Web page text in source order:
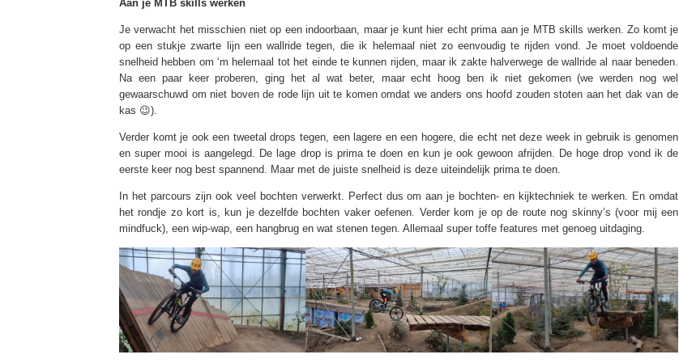
Aan je MTB skills werken
Je verwacht het misschien niet op een indoorbaan, maar je kunt hier echt prima aan je MTB skills werken. Zo komt je
op een stukje zwarte lijn een wallride tegen, die ik helemaal niet zo eenvoudig te rijden vond. Je moet voldoende
snelheid hebben om ‘m helemaal tot het einde te kunnen rijden, maar ik zakte halverwege de wallride al naar beneden.
Na een paar keer proberen, ging het al wat beter, maar echt hoog ben ik niet gekomen (we werden nog wel
gewaarschuwd om niet boven de rode lijn uit te komen omdat we anders ons hoofd zouden stoten aan het dak van de
kas 😉).
Verder komt je ook een tweetal drops tegen, een lagere en een hogere, die echt net deze week in gebruik is genomen
en super mooi is aangelegd. De lage drop is prima te doen en kun je ook gewoon afrijden. De hoge drop vond ik de
eerste keer nog best spannend. Maar met de juiste snelheid is deze uiteindelijk prima te doen.
In het parcours zijn ook veel bochten verwerkt. Perfect dus om aan je bochten- en kijktechniek te werken. En omdat
het rondje zo kort is, kun je dezelfde bochten vaker oefenen. Verder kom je op de route nog skinny’s (voor mij een
mindfuck), een wip-wap, een hangbrug en wat stenen tegen. Allemaal super toffe features met genoeg uitdaging.